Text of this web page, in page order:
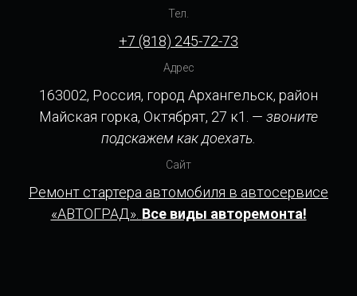
Тел.
+7 (818) 245-72-73
Адрес
163002, Россия, город Архангельск, район
Майская горка, Октябрят, 27 к1. — звоните
подскажем как доехать.
Сайт
Ремонт стартера автомобиля в автосервисе
«АВТОГРАД». Все виды авторемонта!